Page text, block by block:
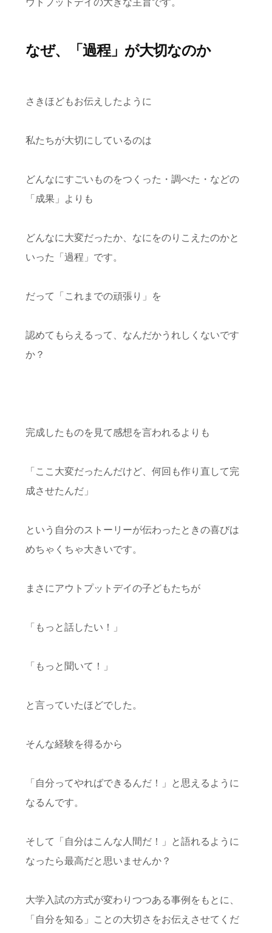
ウトプットデイの大きな主旨です。
なぜ、「過程」が大切なのか
さきほどもお伝えしたように
私たちが大切にしているのは
どんなにすごいものをつくった・調べた・などの
「成果」よりも
どんなに大変だったか、なにをのりこえたのかと
いった「過程」です。
だって「これまでの頑張り」を
認めてもらえるって、 なんだかうれしくないです
か？
完成したものを見て感想を言われるよりも
「ここ大変だったんだけど、何回も作り直して完
成させたんだ」
という自分のストーリーが伝わったときの喜びは
めちゃくちゃ大きいです。
まさにアウトプットデイの子どもたちが
「もっと話したい！」
「もっと聞いて！」
と言っていたほどでした。
そんな経験を得るから
「自分ってやればできるんだ！」と思えるように
なるんです。
そして「自分はこんな人間だ！」と語れるように
なったら最高だと思いませんか？
大学入試の方式が変わりつつある事例をもとに、
「自分を知る」ことの大切さをお伝えさせてくだ